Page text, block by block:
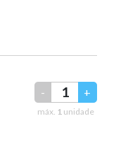
- +
máx. 1 unidade